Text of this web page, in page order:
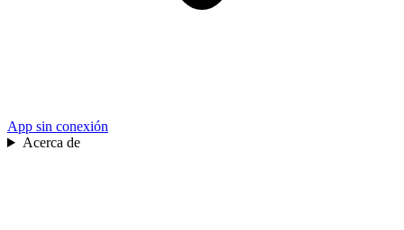
App sin conexión
Acerca de